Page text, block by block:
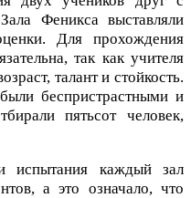
Феникса выставляли
Для прохождения
так как учителя
талант и стойкость.
беспристрастными и
пятьсот человек,
испытания каждый зал
а это означало, что